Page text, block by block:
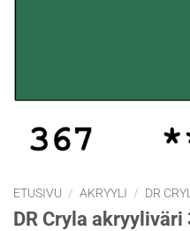
ETUSIVU / AKRYYLI / DR
DR Cryla